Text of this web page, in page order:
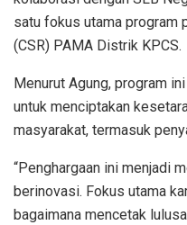
satu fokus utama program
(CSR) PAMA Distrik KPCS.
Menurut Agung, program
untuk menciptakan
masyarakat, termasuk
“Penghargaan ini menjadi
berinovasi. Fokus utama
bagaimana mencetak